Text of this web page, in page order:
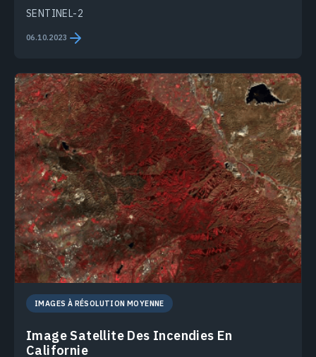
SENTINEL-2
06.10.2023
IMAGES À RÉSOLUTION MOYENNE
Image Satellite Des Incendies En
Californie